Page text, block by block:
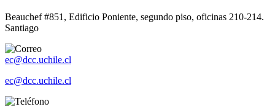
Beauchef #851, Edificio Poniente, segundo piso, oficinas 210-214.
Santiago
ec@dcc.uchile.cl
ec@dcc.uchile.cl